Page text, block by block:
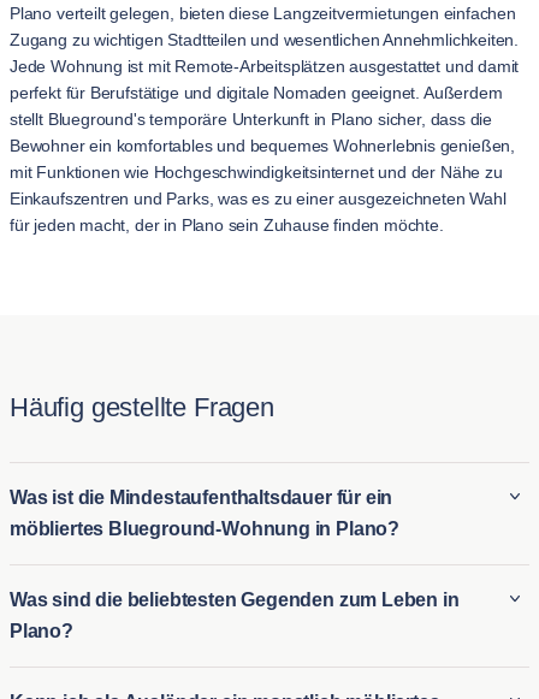
Plano verteilt gelegen, bieten diese Langzeitvermietungen einfachen
Zugang zu wichtigen Stadtteilen und wesentlichen Annehmlichkeiten.
Jede Wohnung ist mit Remote-Arbeitsplätzen ausgestattet und damit
perfekt für Berufstätige und digitale Nomaden geeignet. Außerdem
stellt Blueground's temporäre Unterkunft in Plano sicher, dass die
Bewohner ein komfortables und bequemes Wohnerlebnis genießen,
mit Funktionen wie Hochgeschwindigkeitsinternet und der Nähe zu
Einkaufszentren und Parks, was es zu einer ausgezeichneten Wahl
für jeden macht, der in Plano sein Zuhause finden möchte.
Häufig gestellte Fragen
Was ist die Mindestaufenthaltsdauer für ein
möbliertes Blueground-Wohnung in Plano?
in Plano beträgt in der Regel 30 Nacht. Dies macht es ideal für
sowohl langfristige möblierte Vermietungen in Plano als auch
für kurzfristige Wohnmöglichkeiten für diejenigen, die eine
Was sind die beliebtesten Gegenden zum Leben in
Plano?